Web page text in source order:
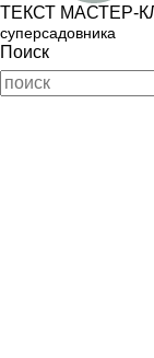
ТЕКСТ МАСТЕР-
суперсадовника
Поиск